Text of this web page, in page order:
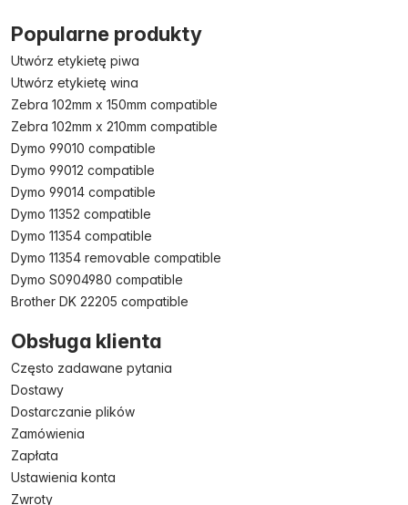
Popularne produkty
Utwórz etykietę piwa
Utwórz etykietę wina
Zebra 102mm x 150mm compatible
Zebra 102mm x 210mm compatible
Dymo 99010 compatible
Dymo 99012 compatible
Dymo 99014 compatible
Dymo 11352 compatible
Dymo 11354 compatible
Dymo 11354 removable compatible
Dymo S0904980 compatible
Brother DK 22205 compatible
Obsługa klienta
Często zadawane pytania
Dostawy
Dostarczanie plików
Zamówienia
Zapłata
Ustawienia konta
Zwroty